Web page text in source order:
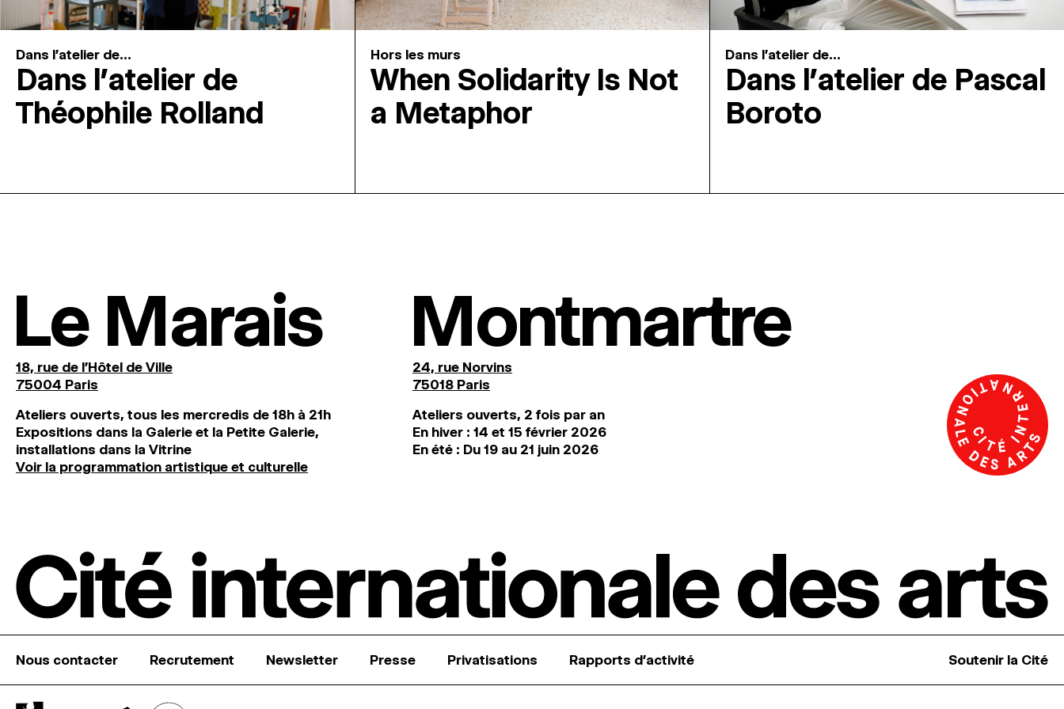
Dans l'atelier de...
Dans l’atelier de
Théophile Rolland
Hors les murs
When Solidarity Is Not
a Metaphor
Dans l'atelier de...
Dans l’atelier de Pascal
Boroto
Le Marais
18, rue de l'Hôtel de Ville
75004 Paris
Ateliers ouverts, tous les mercredis de 18h à 21h
Expositions dans la Galerie et la Petite Galerie,
installations dans la Vitrine
Voir la programmation artistique et culturelle
Montmartre
24, rue Norvins
75018 Paris
Ateliers ouverts, 2 fois par an
En hiver : 14 et 15 février 2026
En été : Du 19 au 21 juin 2026
Nous contacter Recrutement Newsletter Presse Privatisations Rapports d’activité Soutenir la Cité